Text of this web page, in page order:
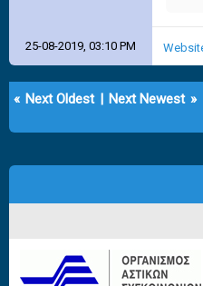
25-08-2019, 03:10 PM
« Next Oldest | Next Newest »